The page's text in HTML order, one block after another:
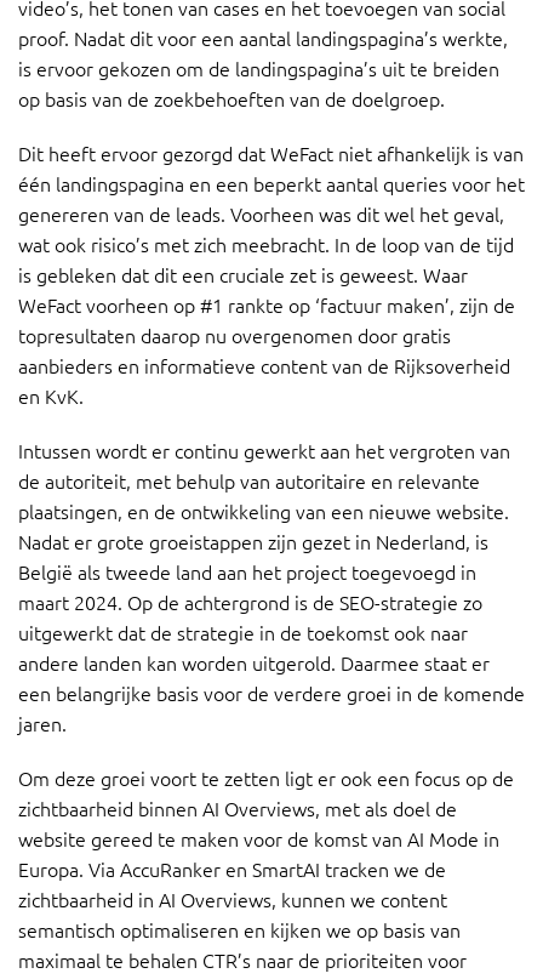
video’s, het tonen van cases en het toevoegen van social
proof. Nadat dit voor een aantal landingspagina’s werkte,
is ervoor gekozen om de landingspagina’s uit te breiden
op basis van de zoekbehoeften van de doelgroep.
Dit heeft ervoor gezorgd dat WeFact niet afhankelijk is van
één landingspagina en een beperkt aantal queries voor het
genereren van de leads. Voorheen was dit wel het geval,
wat ook risico’s met zich meebracht. In de loop van de tijd
is gebleken dat dit een cruciale zet is geweest. Waar
WeFact voorheen op #1 rankte op ‘factuur maken’, zijn de
topresultaten daarop nu overgenomen door gratis
aanbieders en informatieve content van de Rijksoverheid
en KvK.
Intussen wordt er continu gewerkt aan het vergroten van
de autoriteit, met behulp van autoritaire en relevante
plaatsingen, en de ontwikkeling van een nieuwe website.
Nadat er grote groeistappen zijn gezet in Nederland, is
België als tweede land aan het project toegevoegd in
maart 2024. Op de achtergrond is de SEO-strategie zo
uitgewerkt dat de strategie in de toekomst ook naar
andere landen kan worden uitgerold. Daarmee staat er
een belangrijke basis voor de verdere groei in de komende
jaren.
Om deze groei voort te zetten ligt er ook een focus op de
zichtbaarheid binnen AI Overviews, met als doel de
website gereed te maken voor de komst van AI Mode in
Europa. Via AccuRanker en SmartAI tracken we de
zichtbaarheid in AI Overviews, kunnen we content
semantisch optimaliseren en kijken we op basis van
maximaal te behalen CTR’s naar de prioriteiten voor